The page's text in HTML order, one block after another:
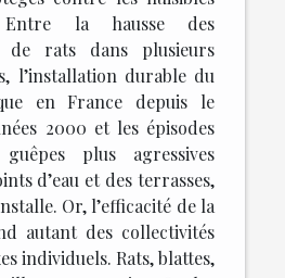
la hausse des
de rats dans plusieurs
l’installation durable du
en France depuis le
2000 et les épisodes
plus agressives
d’eau et des terrasses,
Or, l’efficacité de la
autant des collectivités
individuels. Rats, blattes,